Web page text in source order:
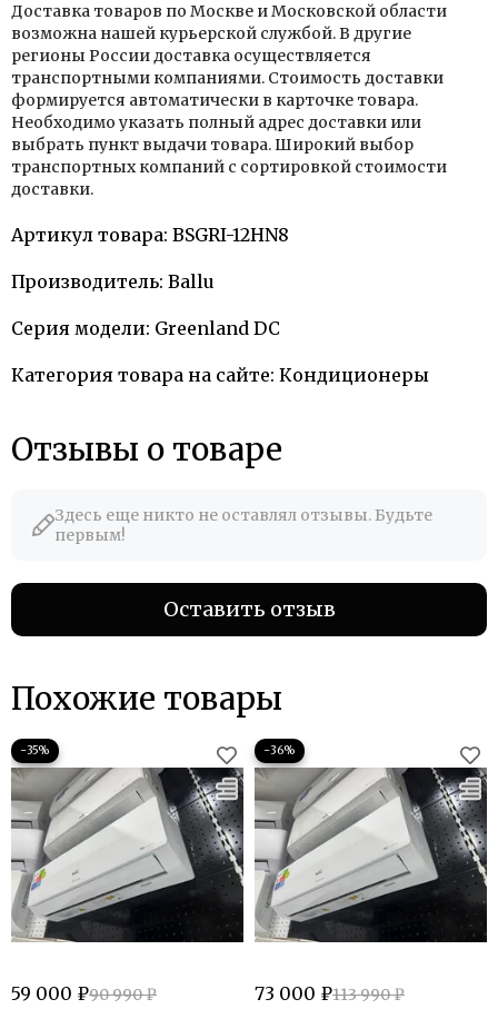
Доставка товаров по Москве и Московской области
возможна нашей курьерской службой. В другие
регионы России доставка осуществляется
транспортными компаниями. Стоимость доставки
формируется автоматически в карточке товара.
Необходимо указать полный адрес доставки или
выбрать пункт выдачи товара. Широкий выбор
транспортных компаний с сортировкой стоимости
доставки.
Артикул товара: BSGRI-12HN8
Производитель: Ballu
Серия модели: Greenland DC
Категория товара на сайте: Кондиционеры
Отзывы о товаре
Здесь еще никто не оставлял отзывы. Будьте
первым!
Оставить отзыв
Похожие товары
−35%
59 000 ₽90 990 ₽
−36%
73 000 ₽113 990 ₽